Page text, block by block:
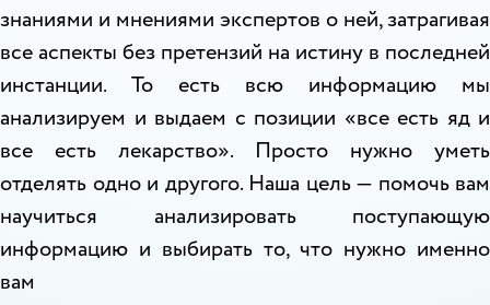
знаниями и мнениями экспертов о ней, затрагивая
все аспекты без претензий на истину в последней
инстанции. То есть всю информацию мы
анализируем и выдаем с позиции «все есть яд и
все есть лекарство». Просто нужно уметь
отделять одно и другого. Наша цель — помочь вам
научиться анализировать поступающую
информацию и выбирать то, что нужно именно
вам